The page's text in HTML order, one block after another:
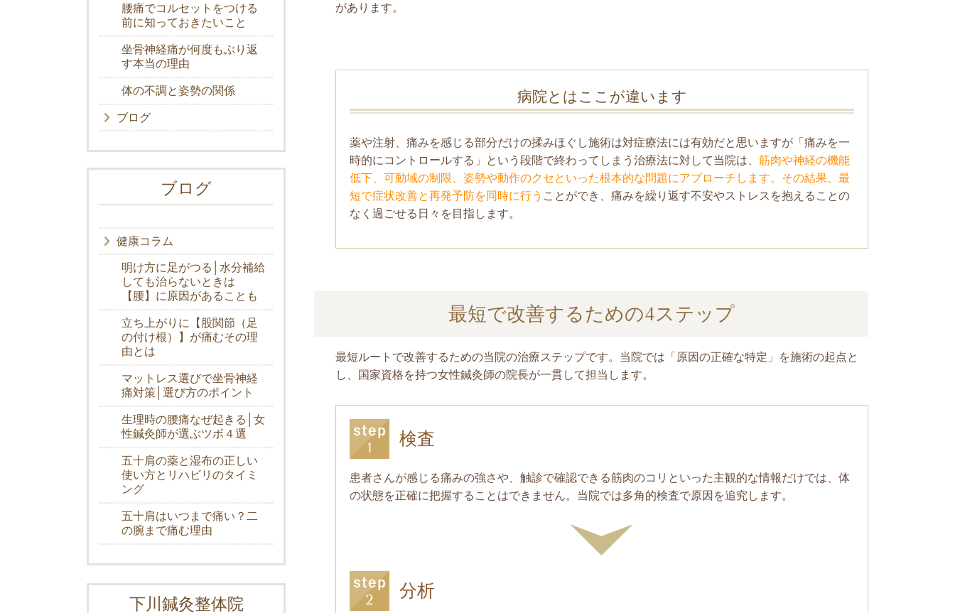
があります。
病院とはここが違います
薬や注射、痛みを感じる部分だけの揉みほぐし施術は対症療法には有効だと思いますが「痛みを一
時的にコントロールする」という段階で終わってしまう治療法に対して当院は、 筋肉や神経の機能
低下、可動域の制限、姿勢や動作のクセといった根本的な問題にアプローチします。その結果、最
短で症状改善と再発予防を同時に行う ことができ、痛みを繰り返す不安やストレスを抱えることの
なく過ごせる日々を目指します。
最短で改善するための4ステップ
最短ルートで改善するための当院の治療ステップです。当院では「原因の正確な特定」を施術の起点と
し、国家資格を持つ女性鍼灸師の院長が一貫して担当します。
検査
患者さんが感じる痛みの強さや、触診で確認できる筋肉のコリといった主観的な情報だけでは、体
の状態を正確に把握することはできません。当院では多角的検査で原因を追究します。
分析
腰痛でコルセットをつける
前に知っておきたいこと
坐骨神経痛が何度もぶり返
す本当の理由
体の不調と姿勢の関係
ブログ
ブログ
健康コラム
明け方に足がつる│水分補給
しても治らないときは
【腰】に原因があることも
立ち上がりに【股関節（足
の付け根）】が痛むその理
由とは
マットレス選びで坐骨神経
痛対策│選び方のポイント
生理時の腰痛なぜ起きる│女
性鍼灸師が選ぶツボ４選
五十肩の薬と湿布の正しい
使い方とリハビリのタイミ
ング
五十肩はいつまで痛い？二
の腕まで痛む理由
下川鍼灸整体院